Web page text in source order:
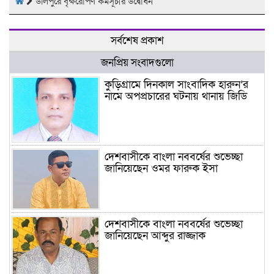
সর্বশেষ প্রকাশ
জনপ্রিয় সংবাদগুলো
কুড়িগ্রামে দিনকাল সাংবাদিক হারুন’র
নামে অপপ্রচারের ঘটনায় থানায় জিডি
দেশবাসীকে বাংলা নববর্ষের শুভেচ্ছা
জানিয়েছেন ওমর ফারুক ইসা
দেশবাসীকে বাংলা নববর্ষের শুভেচ্ছা
জানিয়েছেন আব্দুর রাজ্জাক